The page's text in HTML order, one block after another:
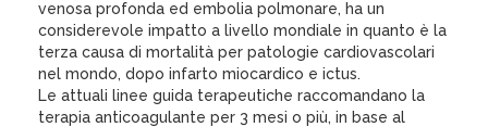
venosa profonda ed embolia polmonare, ha un
considerevole impatto a livello mondiale in quanto è la
terza causa di mortalità per patologie cardiovascolari
nel mondo, dopo infarto miocardico e ictus.
Le attuali linee guida terapeutiche raccomandano la
terapia anticoagulante per 3 mesi o più, in base al